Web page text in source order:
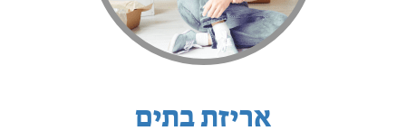
אריזת בתים